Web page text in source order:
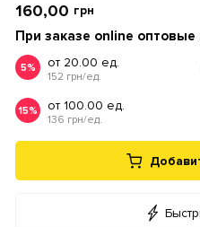
160,00 грн
При заказе online оптовые
5% от 20.00 ед.
152 грн/ед.
15% от 100.00 ед.
136 грн/ед.